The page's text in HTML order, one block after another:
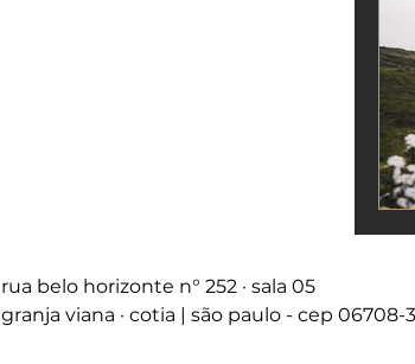
rua belo horizonte n° 252 · sala 05
granja viana · cotia | são paulo - cep 06708-